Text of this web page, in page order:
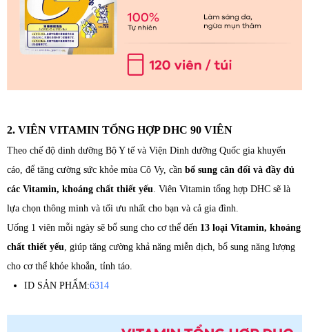
2. VIÊN VITAMIN TỔNG HỢP DHC 90 VIÊN
Theo chế độ dinh dưỡng Bộ Y tế và Viện Dinh dưỡng Quốc gia khuyến
cáo, để tăng cường sức khỏe mùa Cô Vy, cần bổ sung cân đối và đầy đủ
các Vitamin, khoáng chất thiết yếu. Viên Vitamin tổng hợp DHC sẽ là
lựa chọn thông minh và tối ưu nhất cho bạn và cả gia đình.
Uống 1 viên mỗi ngày sẽ bổ sung cho cơ thể đến 13 loại Vitamin, khoáng
chất thiết yếu, giúp tăng cường khả năng miễn dịch, bổ sung năng lượng
cho cơ thể khỏe khoắn, tỉnh táo.
ID SẢN PHẨM:6314